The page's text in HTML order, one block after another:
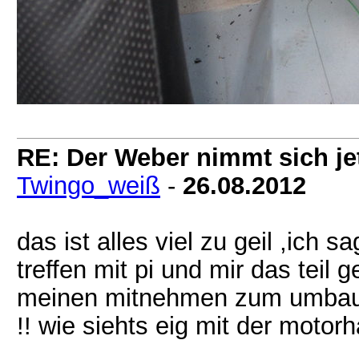
RE: Der Weber nimmt sich
Twingo_weiß - 26.08.2012
das ist alles viel zu geil ,ich
treffen mit pi und mir das teil
meinen mitnehmen zum
!! wie siehts eig mit der